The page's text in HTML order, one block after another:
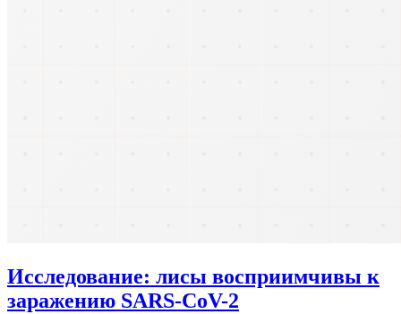
Исследование: лисы восприимчивы к
заражению SARS-CoV-2